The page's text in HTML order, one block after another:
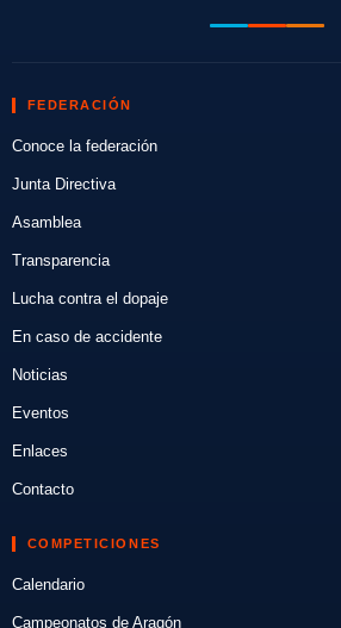
FEDERACIÓN
Conoce la federación
Junta Directiva
Asamblea
Transparencia
Lucha contra el dopaje
En caso de accidente
Noticias
Eventos
Enlaces
Contacto
COMPETICIONES
Calendario
Campeonatos de Aragón